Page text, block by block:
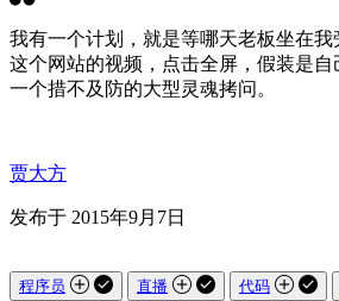
我有一个计划，就是等哪天老板坐在
这个网站的视频，点击全屏，假装是
一个措不及防的大型灵魂拷问。
贾大方
发布于 2015年9月7日
程序员 直播 代码